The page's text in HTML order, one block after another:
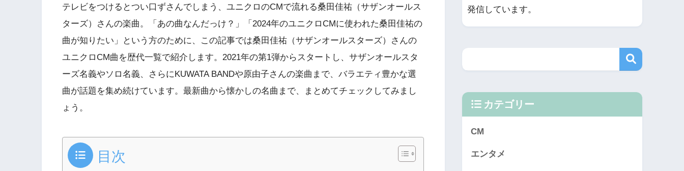
テレビをつけるとつい口ずさんでしまう、ユニクロのCMで流れる桑田佳祐（サザンオールス
ターズ）さんの楽曲。「あの曲なんだっけ？」「2024年のユニクロCMに使われた桑田佳祐の
曲が知りたい」という方のために、この記事では桑田佳祐（サザンオールスターズ）さんの
ユニクロCM曲を歴代一覧で紹介します。2021年の第1弾からスタートし、サザンオールスタ
ーズ名義やソロ名義、さらにKUWATA BANDや原由子さんの楽曲まで、バラエティ豊かな選
曲が話題を集め続けています。最新曲から懐かしの名曲まで、まとめてチェックしてみまし
ょう。
目次
発信しています。
カテゴリー
CM
エンタメ